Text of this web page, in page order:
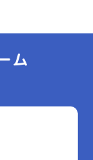
ム